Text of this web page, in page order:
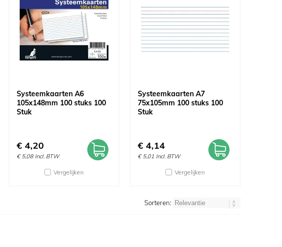
Systeemkaarten A6
105x148mm 100 stuks 100
Stuk
€ 4,20
€ 5,08 Incl. BTW
Vergelijken
Systeemkaarten A7
75x105mm 100 stuks 100
Stuk
€ 4,14
€ 5,01 Incl. BTW
Vergelijken
Sorteren: